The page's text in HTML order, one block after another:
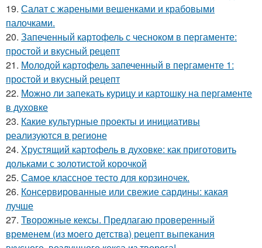
19. Салат с жареными вешенками и крабовыми
палочками.
20. Запеченный картофель с чесноком в пергаменте:
простой и вкусный рецепт
21. Молодой картофель запеченный в пергаменте 1:
простой и вкусный рецепт
22. Можно ли запекать курицу и картошку на пергаменте
в духовке
23. Какие культурные проекты и инициативы
реализуются в регионе
24. Хрустящий картофель в духовке: как приготовить
дольками с золотистой корочкой
25. Самое классное тесто для корзиночек.
26. Консервированные или свежие сардины: какая
лучше
27. Творожные кексы. Предлагаю проверенный
временем (из моего детства) рецепт выпекания